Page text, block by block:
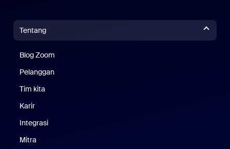
Tentang
Blog Zoom
Pelanggan
Tim kita
Karir
Integrasi
Mitra